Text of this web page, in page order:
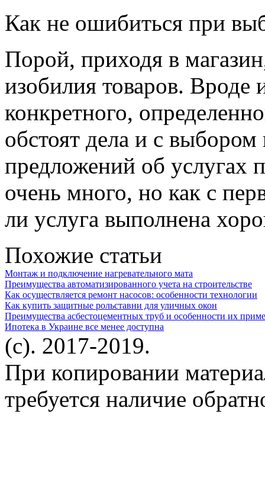
Как не ошибиться при
Порой, приходя в
изобилия товаров. Вроде
конкретного,
обстоят дела и с
предложений об услугах
очень много, но как с
ли услуга выполнена
Похожие статьи
Монтаж и подключение нагревательного мата
Преимущества автоматизированного учета на строительстве
Как осуществляется ремонт насосов: особенности технологии
Как купить защитные рольставни для уличных окон
Преимущества асбестоцементных труб и особенности их
Ипотека в Украине все менее доступна
(c). 2017-2019.
При копировании
требуется наличие